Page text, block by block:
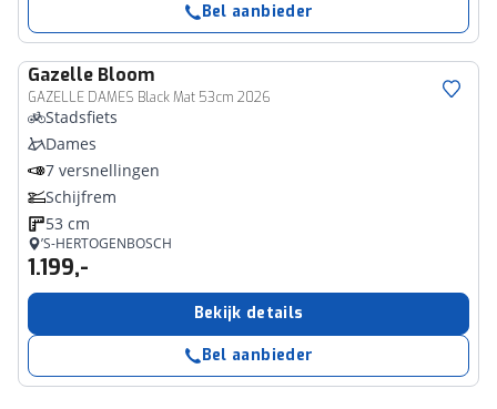
Bel aanbieder
Gazelle Bloom
GAZELLE DAMES Black Mat 53cm 2026
Stadsfiets
Dames
7 versnellingen
Schijfrem
53 cm
’S-HERTOGENBOSCH
1.199,-
Bekijk details
Bel aanbieder